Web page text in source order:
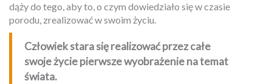
dąży do tego, aby to, o czym dowiedziało się w czasie
porodu, zrealizować w swoim życiu.
Człowiek stara się realizować przez całe
swoje życie pierwsze wyobrażenie na temat
świata.